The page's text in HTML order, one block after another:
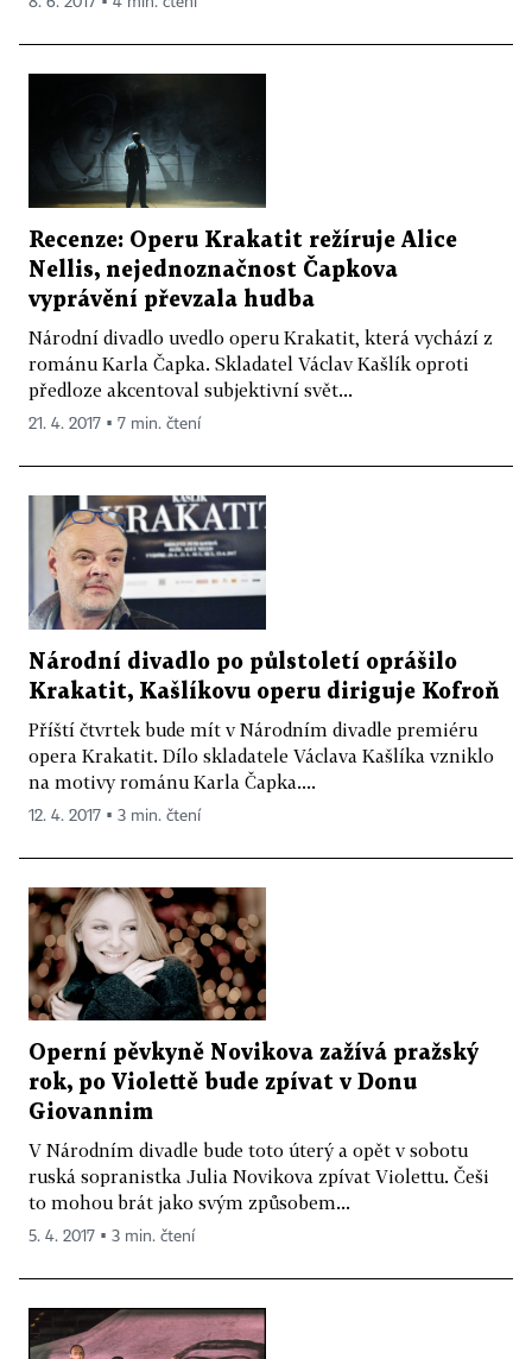
Recenze: Operu Krakatit režíruje Alice
Nellis, nejednoznačnost Čapkova
vyprávění převzala hudba
Národní divadlo uvedlo operu Krakatit, která vychází z
románu Karla Čapka. Skladatel Václav Kašlík oproti
předloze akcentoval subjektivní svět...
21. 4. 2017 ▪ 7 min. čtení
Národní divadlo po půlstoletí oprášilo
Krakatit, Kašlíkovu operu diriguje Kofroň
Příští čtvrtek bude mít v Národním divadle premiéru
opera Krakatit. Dílo skladatele Václava Kašlíka vzniklo
na motivy románu Karla Čapka....
12. 4. 2017 ▪ 3 min. čtení
Operní pěvkyně Novikova zažívá pražský
rok, po Violettě bude zpívat v Donu
Giovannim
V Národním divadle bude toto úterý a opět v sobotu
ruská sopranistka Julia Novikova zpívat Violettu. Češi
to mohou brát jako svým způsobem...
5. 4. 2017 ▪ 3 min. čtení